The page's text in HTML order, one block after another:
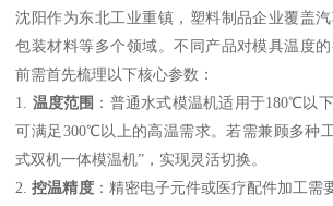
沈阳作为东北工业重镇，塑料制品企业覆盖汽
包装材料等多个领域。不同产品对模具温度
前需首先梳理以下核心参数：
1. 温度范围 ：普通水式模温机适用于180℃以
可满足300℃以上的高温需求。若需兼顾多种
式双机一体模温机”，实现灵活切换。
2.控温精度：精密电子元件或医疗配件加工需